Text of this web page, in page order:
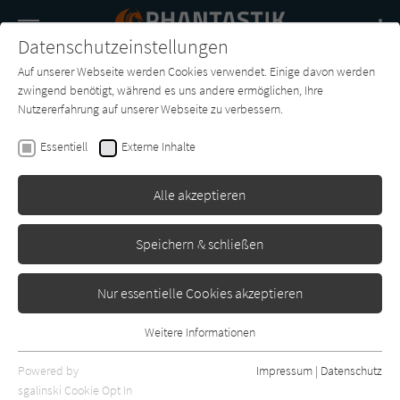
SUCHE
Buch-
Entdecker
Forum Charts
James Islington
An Echo of Things to Come (Die
Licanius-Saga 2)
Adrian & Wimmelbuchverlag
Datenschutzeinstellungen
Auf unserer Webseite werden Cookies verwendet. Einige davon werden
zwingend benötigt, während es uns andere ermöglichen, Ihre
Nutzererfahrung auf unserer Webseite zu verbessern.
Essentiell Externe Inhalte
Alle akzeptieren
Speichern & schließen
Nur essentielle Cookies akzeptieren
Essentielle Cookies werden für grundlegende Funktionen der
Webseite benötigt. Dadurch ist gewährleistet, dass die Webseite
Weitere Informationen
Powered by
sgalinski Cookie Opt In
Impressum | Datenschutz